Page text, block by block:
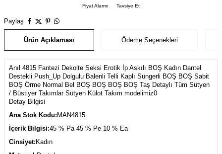
Fiyat Alarmı Tavsiye Et
Paylaş
Ürün Açıklaması Ödeme Seçenekleri
Anıl 4815 Fantezi Dekolte Seksi Erotik İp Askılı BOŞ Kadın Dantel
Destekli Push_Up Dolgulu Balenli Telli Kaplı Süngerli BOŞ BOŞ Sabit
BOŞ Örme Normal Bel BOŞ BOŞ BOŞ BOŞ Taş Detaylı Tüm Sütyen
/ Büstiyer Takımlar Sütyen Külot Takım modelimiz0
Detay Bilgisi
Ana Stok Kodu: MAN4815
İçerik Bilgisi:45 % Pa 45 % Pe 10 % Ea
Cinsiyet: Kadın